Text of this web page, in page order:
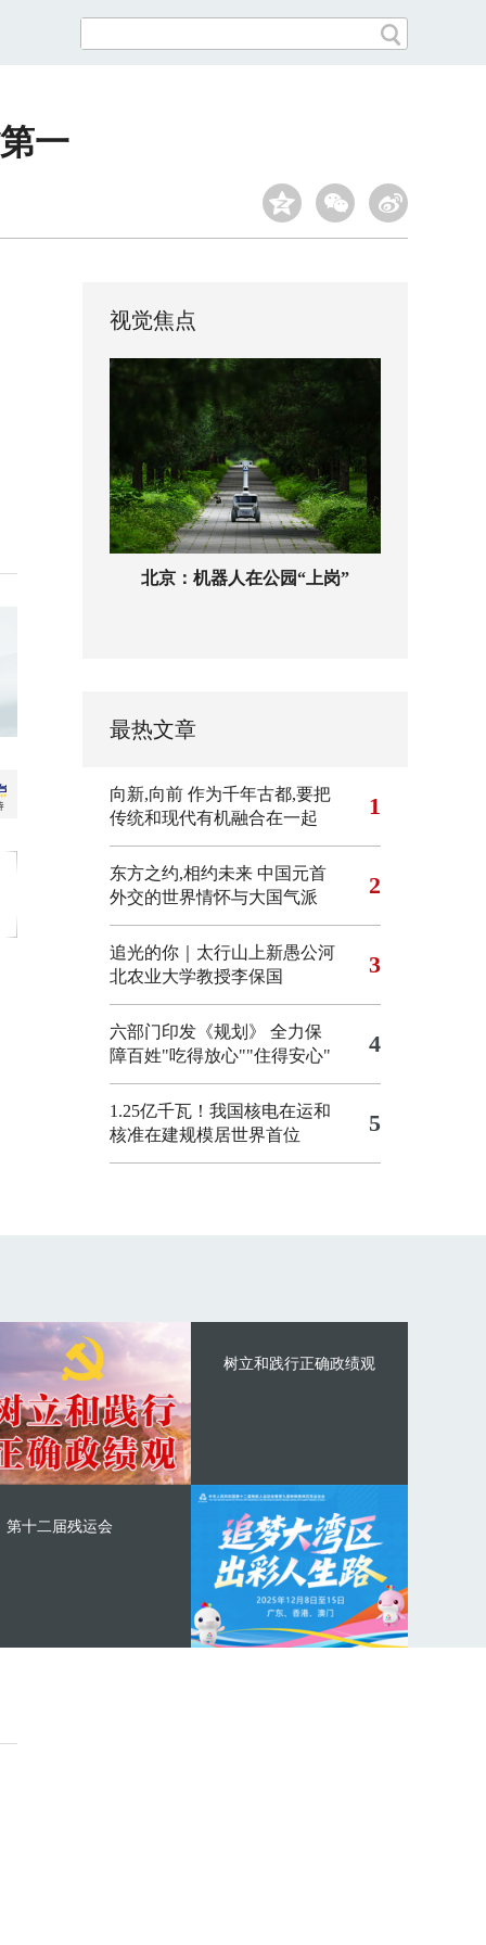
一
视觉焦点
北京：机器人在公园“上岗”
最热文章
向新,向前 作为千年古都,要把
传统和现代有机融合在一起
1
东方之约,相约未来 中国元首
外交的世界情怀与大国气派
2
追光的你｜太行山上新愚公河
北农业大学教授李保国
3
六部门印发《规划》 全力保
障百姓"吃得放心""住得安心"
4
1.25亿千瓦！我国核电在运和
核准在建规模居世界首位
5
树立和践行正确政绩观
第十二届残运会